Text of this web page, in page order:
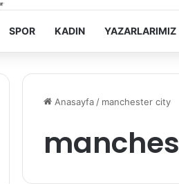
SPOR KADIN YAZARLARIMIZ
Anasayfa / manchester city